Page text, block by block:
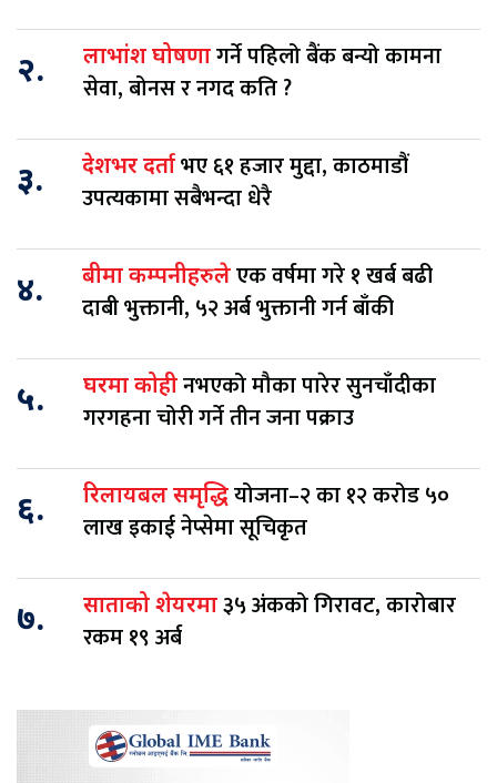
२. लाभांश घोषणागर्ने पहिलो बैंक बन्यो कामना
सेवा, बोनस र नगद कति ?
३. देशभर दर्ताभए ६१ हजार मुद्दा, काठमाडौं
उपत्यकामा सबैभन्दा धेरै
४. बीमा कम्पनीहरुलेएक वर्षमा गरे १ खर्ब बढी
दाबी भुक्तानी, ५२ अर्ब भुक्तानी गर्न बाँकी
५. घरमा कोहीनभएको मौका पारेर सुनचाँदीका
गरगहना चोरी गर्ने तीन जना पक्राउ
६. रिलायबल समृद्धियोजना–२ का १२ करोड ५०
लाख इकाई नेप्सेमा सूचिकृत
७. साताको शेयरमा३५ अंकको गिरावट, कारोबार
रकम १९ अर्ब